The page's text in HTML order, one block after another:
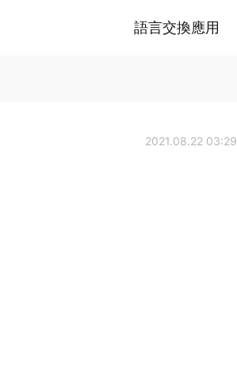
語言交換應用
2021.08.22 03:29